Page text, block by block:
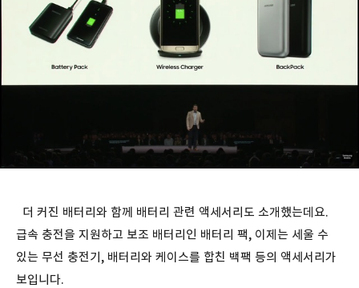
더 커진 배터리와 함께 배터리 관련 액세서리도 소개했는데요.
급속 충전을 지원하고 보조 배터리인 배터리 팩, 이제는 세울 수
있는 무선 충전기, 배터리와 케이스를 합친 백팩 등의 액세서리가
보입니다.